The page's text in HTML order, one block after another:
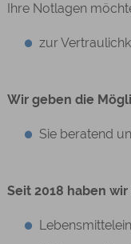
Ihre Notlagen
zur
Wir geben die
Sie beratend
Seit 2018 haben